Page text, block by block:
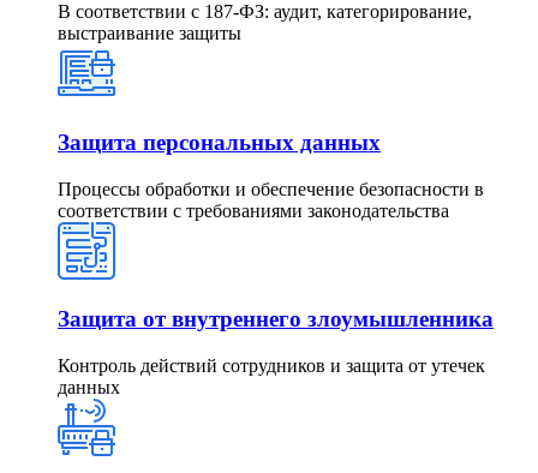
В соответствии с 187-ФЗ: аудит, категорирование,
выстраивание защиты
Защита персональных данных
Процессы обработки и обеспечение безопасности в
соответствии с требованиями законодательства
Защита от внутреннего злоумышленника
Контроль действий сотрудников и защита от утечек
данных